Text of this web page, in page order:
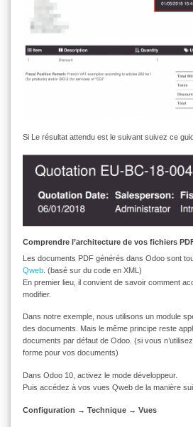
Si Le résultat attendu est le suivant suivez ce
Comprendre l’architecture de vos fichiers
Les documents PDF générés dans Odoo sont
Qweb. (basé sur du code en XML)
En premier lieu, il convient de savoir comment
modifier.
Dans notre exemple, nous utilisons un module
des documents. Mais le même principe reste
documents par défaut de Odoo. (si vous
forme pour vos documents)
Dans Odoo 10, activez le mode développeur.
Puis accédez à vos vues Qweb de la manière
Configuration → Technique → Vues